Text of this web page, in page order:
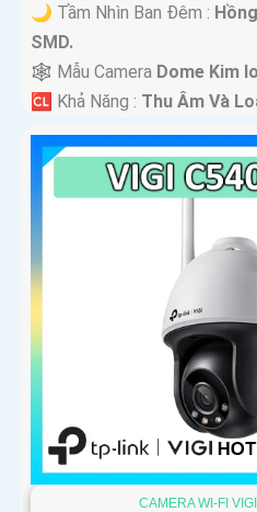
🌙 Tầm Nhìn Ban Đêm :
SMD.
🕸️ Mẫu Camera Dome Kim
️🆑 Khả Năng : Thu Âm Và
CAMERA WI-FI